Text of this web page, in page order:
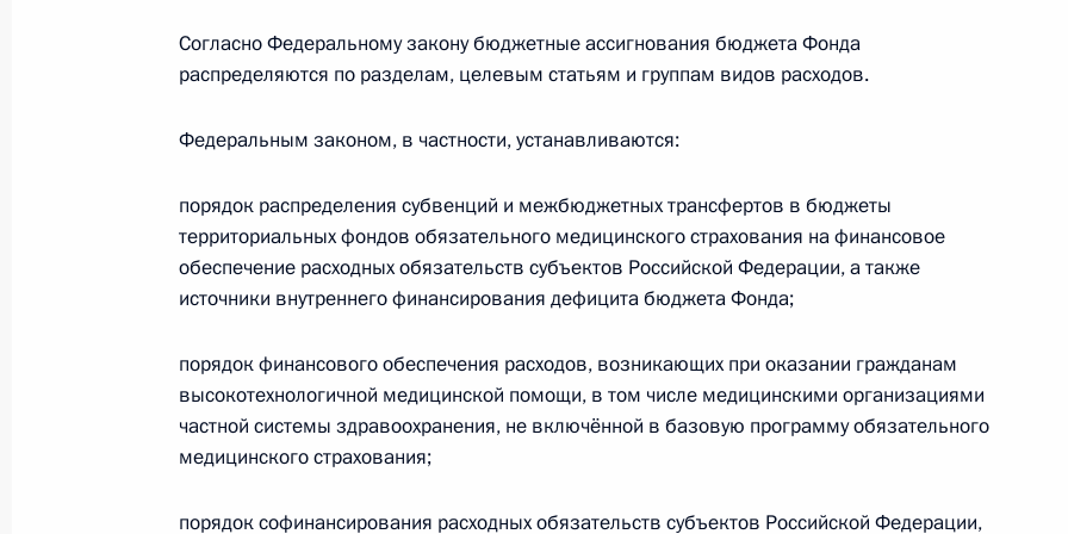
Внесены изменения в закон о Счётной палате
15 декабря 2022 года, четверг
Внесены изменения в Указ о создании Фонда поддержки детей с тяжёлыми
жизнеугрожающими и хроническими заболеваниями, в том числе редкими
15 декабря 2022 года, 16:50
Согласно Федеральному закону бюджетные ассигнования бюджета Фонда
распределяются по разделам, целевым статьям и группам видов расходов.
Федеральным законом, в частности, устанавливаются:
порядок распределения субвенций и межбюджетных трансфертов в бюджеты
территориальных фондов обязательного медицинского страхования на финансовое
обеспечение расходных обязательств субъектов Российской Федерации, а также
источники внутреннего финансирования дефицита бюджета Фонда;
порядок финансового обеспечения расходов, возникающих при оказании гражданам
высокотехнологичной медицинской помощи, в том числе медицинскими организациями
частной системы здравоохранения, не включённой в базовую программу обязательного
медицинского страхования;
порядок софинансирования расходных обязательств субъектов Российской Федерации,